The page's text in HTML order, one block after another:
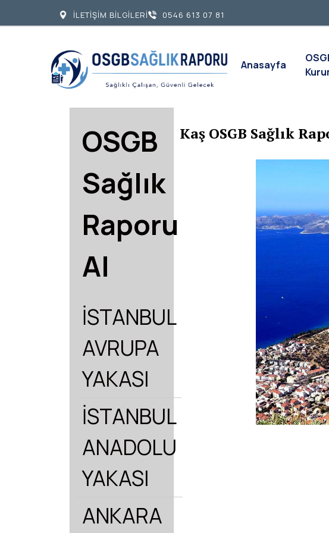
OSGB
Sağlık
Raporu
Al
İSTANBUL
AVRUPA
YAKASI
İSTANBUL
ANADOLU
YAKASI
ANKARA
Kaş OSGB Sağlık
İLETİŞİM BİLGİLERİ 0546 613 07 81
Anasayfa